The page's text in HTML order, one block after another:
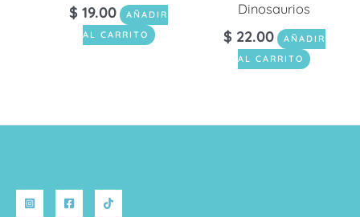
$ 19.00
AÑADIR
AL CARRITO
Dinosaurios
$ 22.00
AÑADIR
AL CARRITO